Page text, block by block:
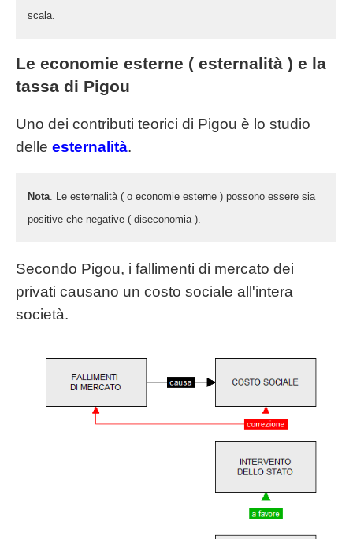
scala.
Le economie esterne ( esternalità ) e la
tassa di Pigou
Uno dei contributi teorici di Pigou è lo studio
delle esternalità.
Nota. Le esternalità ( o economie esterne ) possono essere sia
positive che negative ( diseconomia ).
Secondo Pigou, i fallimenti di mercato dei
privati causano un costo sociale all'intera
società.